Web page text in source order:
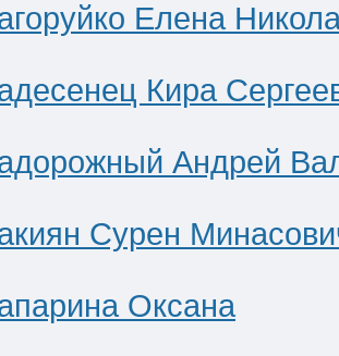
Елена
Кира
Андрей
Сурен
Оксана